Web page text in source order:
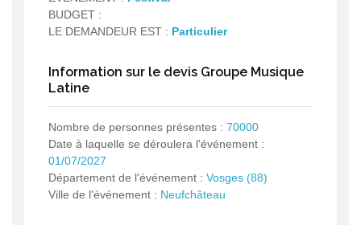
BUDGET :
LE DEMANDEUR EST : Particulier
Information sur le devis Groupe Musique
Latine
Nombre de personnes présentes : 70000
Date à laquelle se déroulera l'événement :
01/07/2027
Département de l'événement : Vosges (88)
Ville de l'événement : Neufchâteau